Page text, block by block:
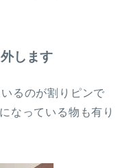
します
るのが割りピンで
なっている物も有り